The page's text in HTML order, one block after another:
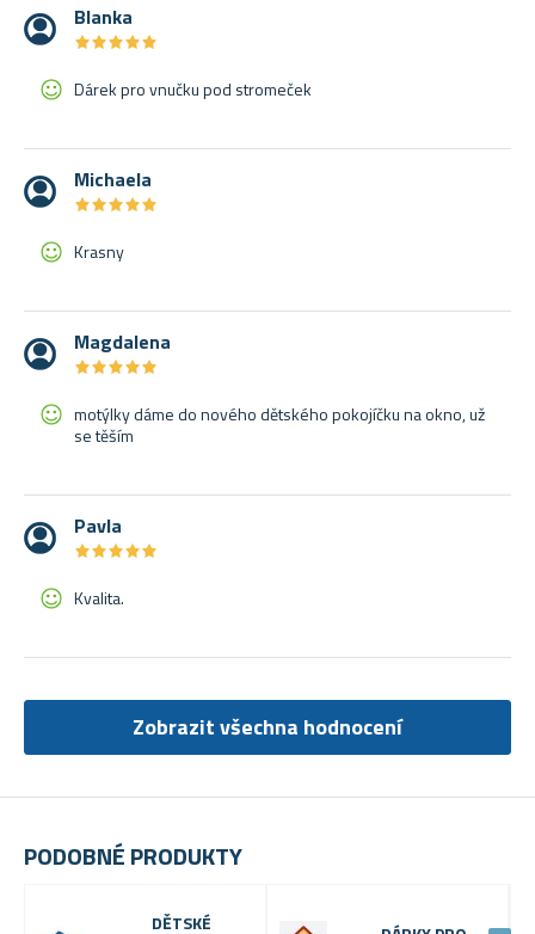
PODOBNÉ PRODUKTY
DĚTSKÉ
Blanka
★★★★★
★★★★★
Dárek pro vnučku pod stromeček
Michaela
★★★★★
★★★★★
Krasny
Magdalena
★★★★★
★★★★★
motýlky dáme do nového dětského pokojíčku na okno, už
se těším
Pavla
★★★★★
★★★★★
Kvalita.
Zobrazit všechna hodnocení